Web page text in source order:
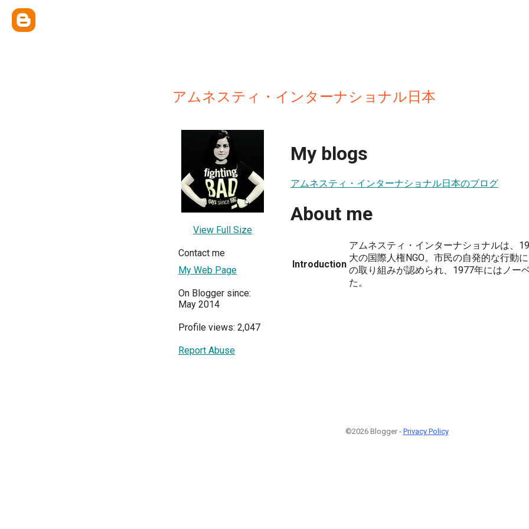
アムネスティ・インターナショナル日本
View Full Size
Contact me
My Web Page
On Blogger since:
May 2014
Profile views: 2,047
Report Abuse
My blogs
アムネスティ・インターナショナル日本のブログ
About me
Introduction
アムネスティ・インターナショナルは、
大の国際人権NGO。市民の自発的な行動
の取り組みが認められ、1977年にはノー
た。
©2026 Blogger - Privacy Policy